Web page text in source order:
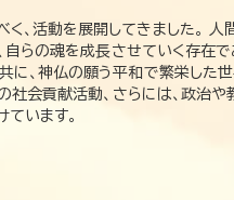
、活動を展開してきました。
らの魂を成長させていく存在で
、神仏の願う平和で繁栄した
会貢献活動、さらには、政治や
います。